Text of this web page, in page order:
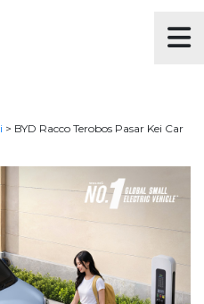
> BYD Racco Terobos Pasar Kei Car